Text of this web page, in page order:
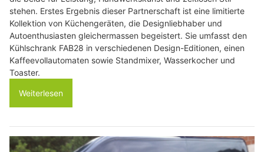
stehen. Erstes Ergebnis dieser Partnerschaft ist eine limitierte
Kollektion von Küchengeräten, die Designliebhaber und
Autoenthusiasten gleichermassen begeistert. Sie umfasst den
Kühlschrank FAB28 in verschiedenen Design-Editionen, einen
Kaffeevollautomaten sowie Standmixer, Wasserkocher und
Toaster.
Weiterlesen